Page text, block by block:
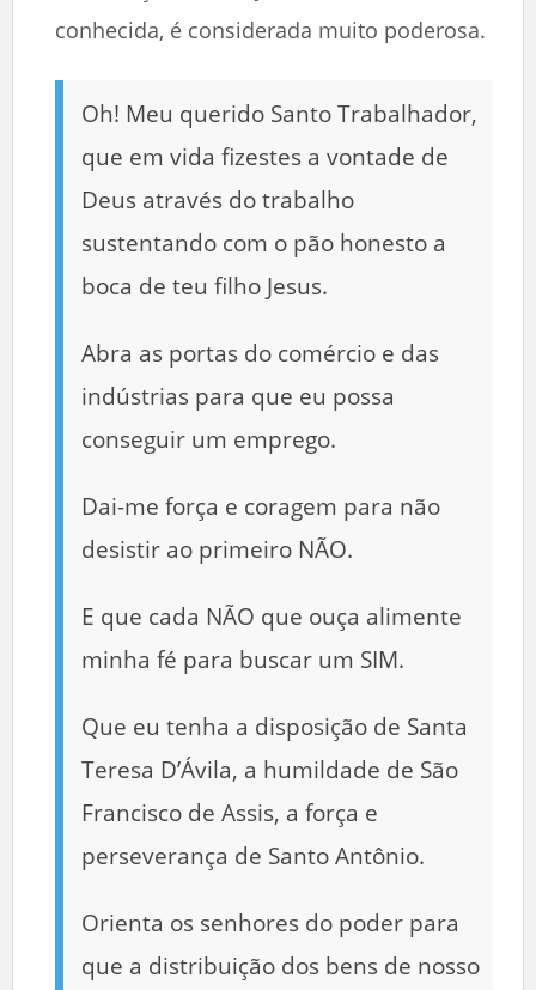
conhecida, é considerada muito poderosa.
Oh! Meu querido Santo Trabalhador,
que em vida fizestes a vontade de
Deus através do trabalho
sustentando com o pão honesto a
boca de teu filho Jesus.
Abra as portas do comércio e das
indústrias para que eu possa
conseguir um emprego.
Dai-me força e coragem para não
desistir ao primeiro NÃO.
E que cada NÃO que ouça alimente
minha fé para buscar um SIM.
Que eu tenha a disposição de Santa
Teresa D’Ávila, a humildade de São
Francisco de Assis, a força e
perseverança de Santo Antônio.
Orienta os senhores do poder para
que a distribuição dos bens de nosso